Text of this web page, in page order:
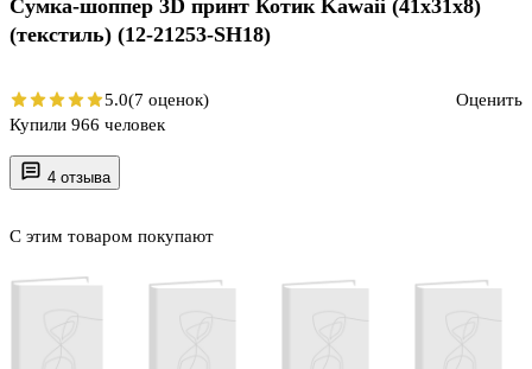
4 отзыва
С этим товаром покупают
Сумка-шоппер 3D принт Котик Kawaii (41х31х8)
(текстиль) (12-21253-SH18)
5.0(7 оценок)
Оценить
Купили 966 человек